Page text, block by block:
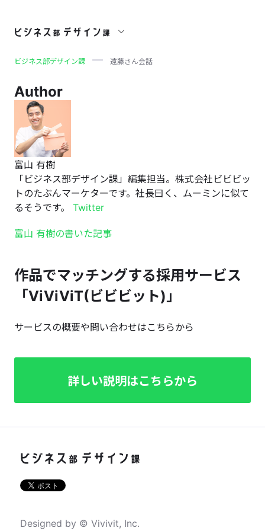
遠藤さん会話
ビジネス部デザイン課 遠藤さん会話
Author
富山 有樹
「ビジネス部デザイン課」編集担当。株式会社ビビビッ
トのたぶんマーケターです。社長曰く、ムーミンに似て
るそうです。 Twitter
富山 有樹の書いた記事
作品でマッチングする採用サービス
「ViViViT(ビビビット)」
サービスの概要や問い合わせはこちらから
詳しい説明はこちらから
Designed by © Vivivit, Inc.